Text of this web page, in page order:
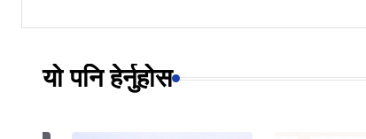
यो पनि हेर्नुहोस